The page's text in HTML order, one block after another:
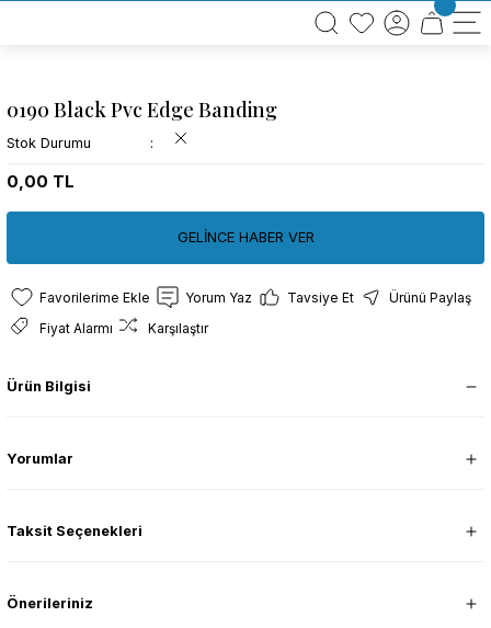
BÜTÜN ALIŞVERİŞLERİNİZDE KARGO BEDAVA!
TÜRKİYE GENELİNDE 10.000 MÜŞTERİ REFERANSI
0190 Black Pvc Edge Banding
Stok Durumu
0,00 TL
GELİNCE HABER VER
Yorum Yaz Tavsiye Et
Ürünü Paylaş
Fiyat Alarmı
Karşılaştır
Ürün Bilgisi
Yorumlar
Taksit Seçenekleri
Önerileriniz